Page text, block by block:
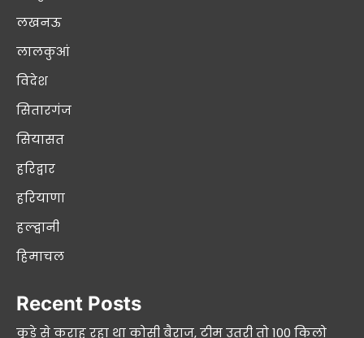
लखनऊ
लालकुआं
विदेश
सितारगंज
सियासत
हरिद्वार
हरियाणा
हल्द्वानी
हिमाचल
Recent Posts
कूड़े से कराह रहा था कोसी बैराज, टीम उतरी तो 100 किलो